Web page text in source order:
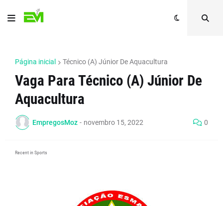
Página inicial Técnico (A) Júnior De Aquacultura
Vaga Para Técnico (A) Júnior De
Aquacultura
EmpregosMoz - novembro 15, 2022 0
Recent in Sports